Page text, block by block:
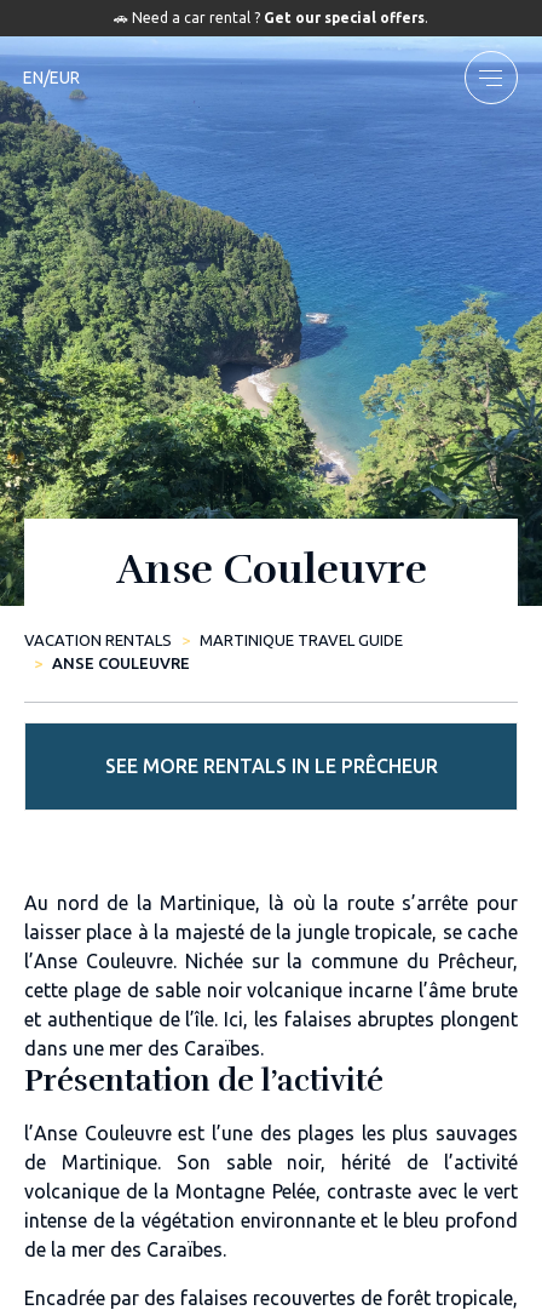
🚗 Need a car rental ? Get our special offers.
EN/EUR
Anse Couleuvre
VACATION RENTALS
MARTINIQUE TRAVEL GUIDE
ANSE COULEUVRE
SEE MORE RENTALS IN LE PRÊCHEUR
Au nord de la Martinique, là où la route s’arrête pour
laisser place à la majesté de la jungle tropicale, se cache
l’Anse Couleuvre. Nichée sur la commune du Prêcheur,
cette plage de sable noir volcanique incarne l’âme brute
et authentique de l’île. Ici, les falaises abruptes plongent
dans une mer des Caraïbes.
Présentation de l’activité
l’Anse Couleuvre est l’une des plages les plus sauvages
de Martinique. Son sable noir, hérité de l’activité
volcanique de la Montagne Pelée, contraste avec le vert
intense de la végétation environnante et le bleu profond
de la mer des Caraïbes.
Encadrée par des falaises recouvertes de forêt tropicale,